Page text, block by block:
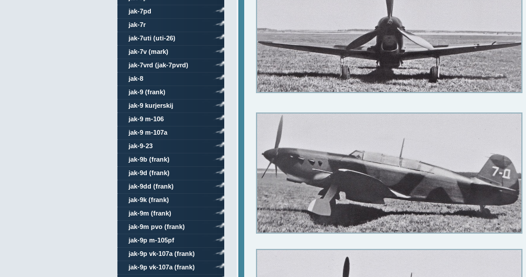
jak-7pd
jak-7r
jak-7uti (uti-26)
jak-7v (mark)
jak-7vrd (jak-7pvrd)
jak-8
jak-9 (frank)
jak-9 kurjerskij
jak-9 m-106
jak-9 m-107a
jak-9-23
jak-9b (frank)
jak-9d (frank)
jak-9dd (frank)
jak-9k (frank)
jak-9m (frank)
jak-9m pvo (frank)
jak-9p m-105pf
jak-9p vk-107a (frank)
jak-9p vk-107a (frank)